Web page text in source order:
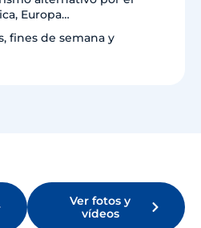
Europa…
fines de semana y
Ver fotos y
vídeos